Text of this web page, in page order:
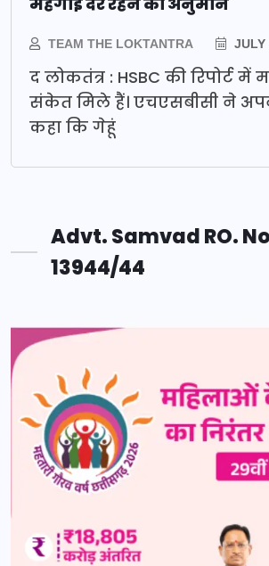
TEAM THE LOKTANTRA JULY
द लोकतंत्र : HSBC की रिपोर्ट में
संकेत मिले हैं। एचएसबीसी ने
कहा कि गेहूं
Advt. Samvad RO. No
13944/44